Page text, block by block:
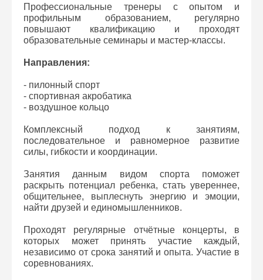
Профессиональные тренеры с опытом и
профильным образованием, регулярно
повышают квалификацию и проходят
образовательные семинары и мастер-классы.
Направления:
- пилонный спорт
- спортивная акробатика
- воздушное кольцо
Комплексный подход к занятиям,
последовательное и равномерное развитие
силы, гибкости и координации.
Занятия данным видом спорта поможет
раскрыть потенциал ребенка, стать увереннее,
общительнее, выплеснуть энергию и эмоции,
найти друзей и единомышленников.
Проходят регулярные отчётные концерты, в
которых может принять участие каждый,
независимо от срока занятий и опыта. Участие в
соревнованиях.